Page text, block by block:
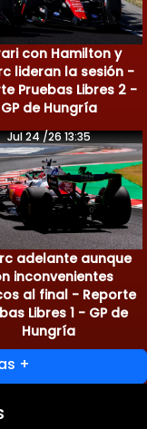
con Hamilton y
lideran la sesión -
Pruebas Libres 2 -
GP de Hungría
Jul 24 /26 13:35
adelante aunque
inconvenientes
al final - Reporte
Libres 1 - GP de
Hungría
+